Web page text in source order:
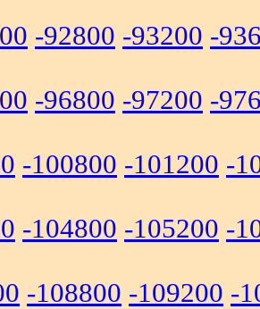
-92800 -93200 -
-96800 -97200 -
-100800 -101200 -
-104800 -105200 -
-108800 -109200 -